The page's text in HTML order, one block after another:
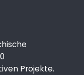
Projekte.